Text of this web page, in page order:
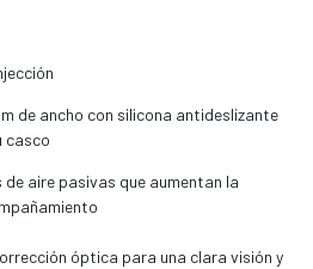
de ancho con silicona antideslizante
casco
aire pasivas que aumentan la
óptica para una clara visión y